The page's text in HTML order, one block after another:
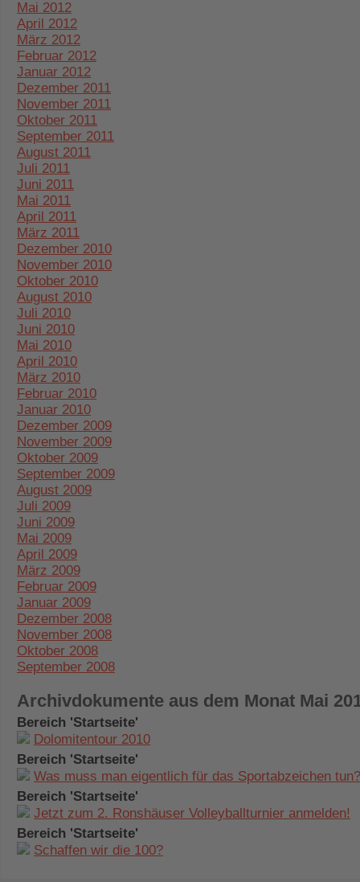
Mai 2012
April 2012
März 2012
Februar 2012
Januar 2012
Dezember 2011
November 2011
Oktober 2011
September 2011
August 2011
Juli 2011
Juni 2011
Mai 2011
April 2011
März 2011
Dezember 2010
November 2010
Oktober 2010
August 2010
Juli 2010
Juni 2010
Mai 2010
April 2010
März 2010
Februar 2010
Januar 2010
Dezember 2009
November 2009
Oktober 2009
September 2009
August 2009
Juli 2009
Juni 2009
Mai 2009
April 2009
März 2009
Februar 2009
Januar 2009
Dezember 2008
November 2008
Oktober 2008
September 2008
Archivdokumente aus dem Monat Mai
Bereich 'Startseite'
Dolomitentour 2010
Bereich 'Startseite'
Was muss man eigentlich für das Sportabzeichen tun?
Bereich 'Startseite'
Jetzt zum 2. Ronshäuser Volleyballturnier anmelden!
Bereich 'Startseite'
Schaffen wir die 100?